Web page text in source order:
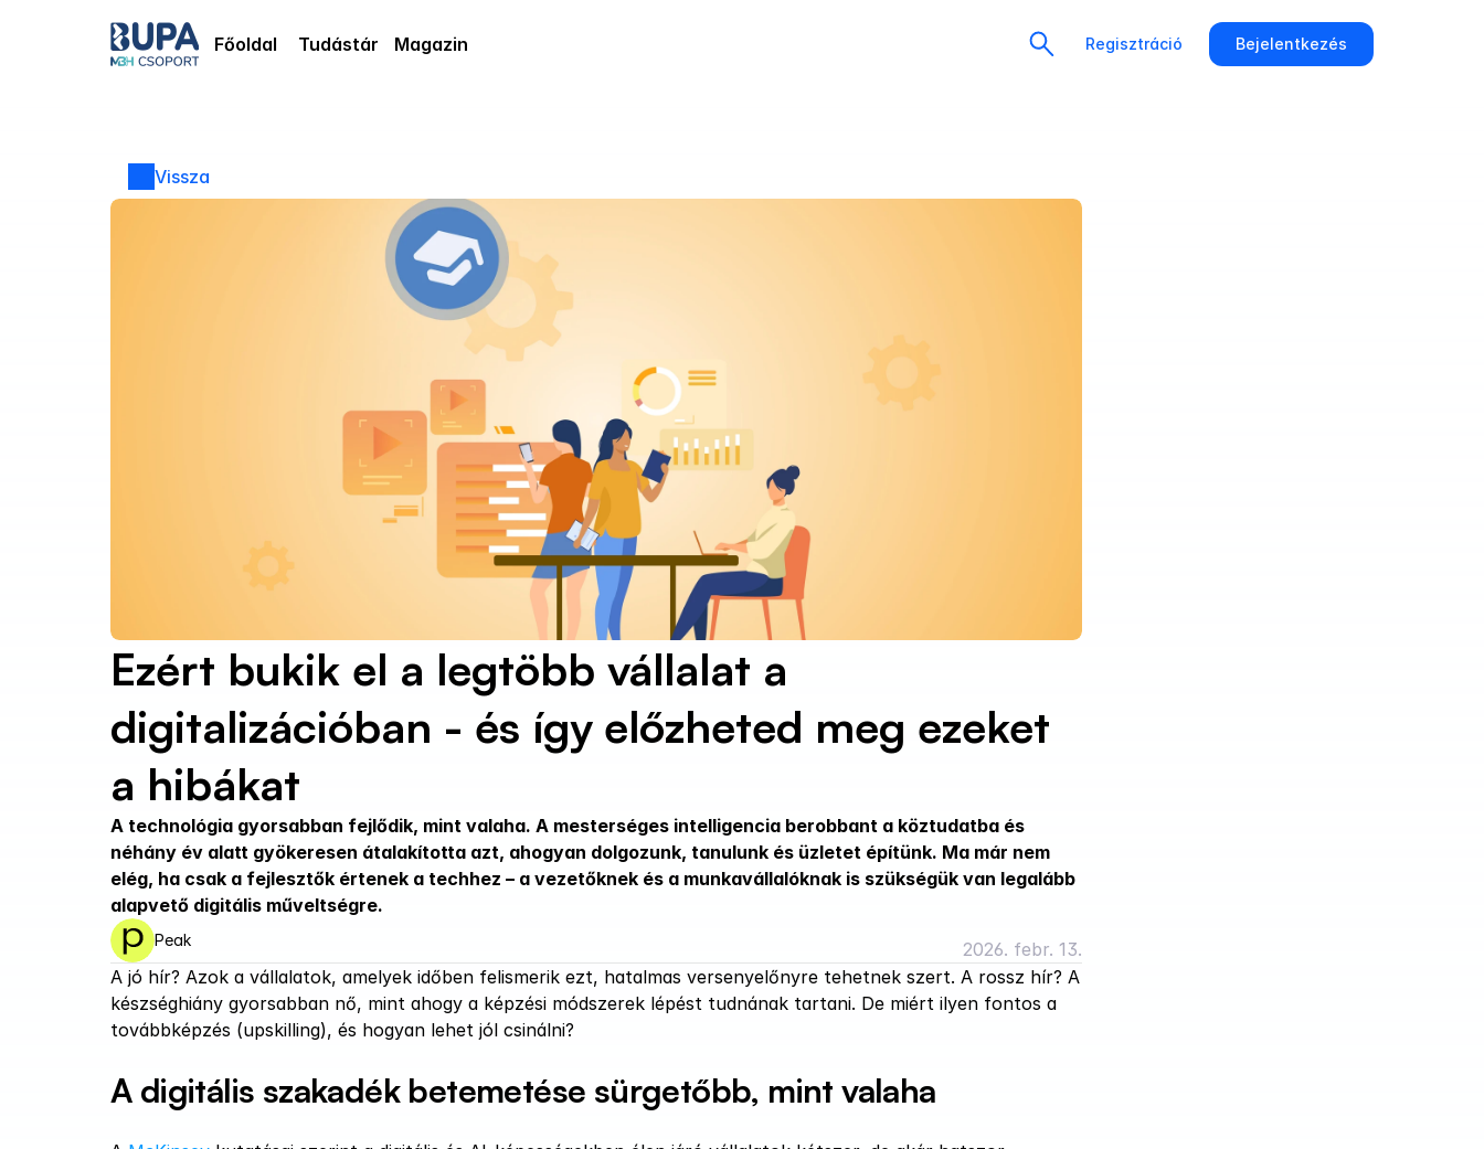
Főoldal Tudástár Magazin Regisztráció Bejelentkezés
Vissza
Ezért bukik el a legtöbb vállalat a
digitalizációban - és így előzheted meg ezeket
a hibákat
A technológia gyorsabban fejlődik, mint valaha. A mesterséges intelligencia berobbant a köztudatba és
néhány év alatt gyökeresen átalakította azt, ahogyan dolgozunk, tanulunk és üzletet építünk. Ma már nem
elég, ha csak a fejlesztők értenek a techhez – a vezetőknek és a munkavállalóknak is szükségük van legalább
alapvető digitális műveltségre.
Peak
2026. febr. 13.
A jó hír? Azok a vállalatok, amelyek időben felismerik ezt, hatalmas versenyelőnyre tehetnek szert. A rossz hír? A
készséghiány gyorsabban nő, mint ahogy a képzési módszerek lépést tudnának tartani. De miért ilyen fontos a
továbbképzés (upskilling), és hogyan lehet jól csinálni?
A digitális szakadék betemetése sürgetőbb, mint valaha